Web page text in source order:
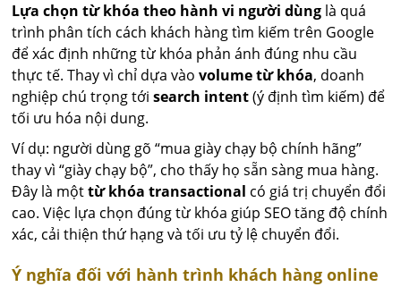
Lựa chọn từ khóa theo hành vi người dùng là quá
trình phân tích cách khách hàng tìm kiếm trên Google
để xác định những từ khóa phản ánh đúng nhu cầu
thực tế. Thay vì chỉ dựa vàovolume từ khóa, doanh
nghiệp chú trọng tớisearch intent(ý định tìm kiếm) để
tối ưu hóa nội dung.
Ví dụ: người dùng gõ “mua giày chạy bộ chính hãng”
thay vì “giày chạy bộ”, cho thấy họ sẵn sàng mua hàng.
Đây là mộttừ khóa transactional có giá trị chuyển đổi
cao. Việc lựa chọn đúng từ khóa giúp SEO tăng độ chính
xác, cải thiện thứ hạng và tối ưu tỷ lệ chuyển đổi.
Ý nghĩa đối với hành trình khách hàng online